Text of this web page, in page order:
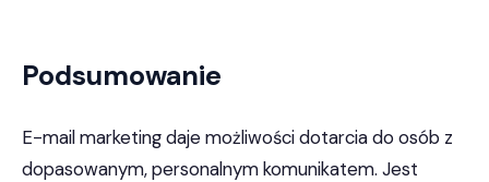
Podsumowanie
E-mail marketing daje możliwości dotarcia do osób z
dopasowanym, personalnym komunikatem. Jest